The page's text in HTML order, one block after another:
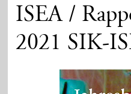
ISEA /
2021 SIK-